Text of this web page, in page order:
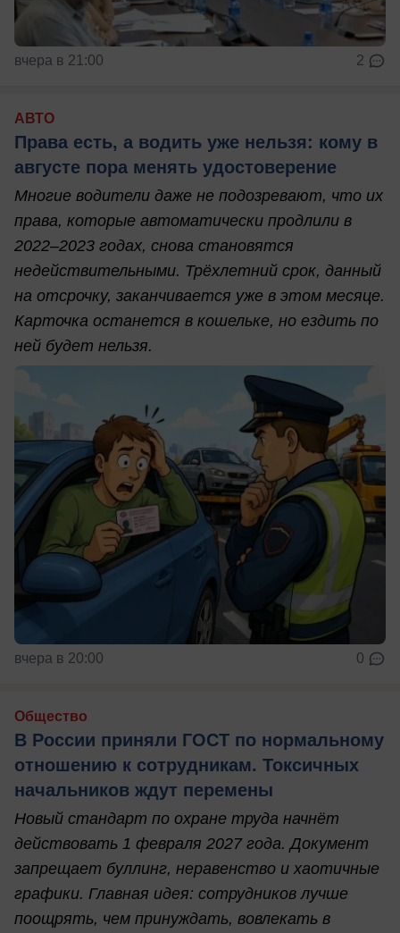
вчера в 21:00 2
АВТО
Права есть, а водить уже нельзя: кому в
августе пора менять удостоверение
Многие водители даже не подозревают, что их
права, которые автоматически продлили в
2022–2023 годах, снова становятся
недействительными. Трёхлетний срок, данный
на отсрочку, заканчивается уже в этом месяце.
Карточка останется в кошельке, но ездить по
ней будет нельзя.
вчера в 20:00 0
Общество
В России приняли ГОСТ по нормальному
отношению к сотрудникам. Токсичных
начальников ждут перемены
Новый стандарт по охране труда начнёт
действовать 1 февраля 2027 года. Документ
запрещает буллинг, неравенство и хаотичные
графики. Главная идея: сотрудников лучше
поощрять, чем принуждать, вовлекать в